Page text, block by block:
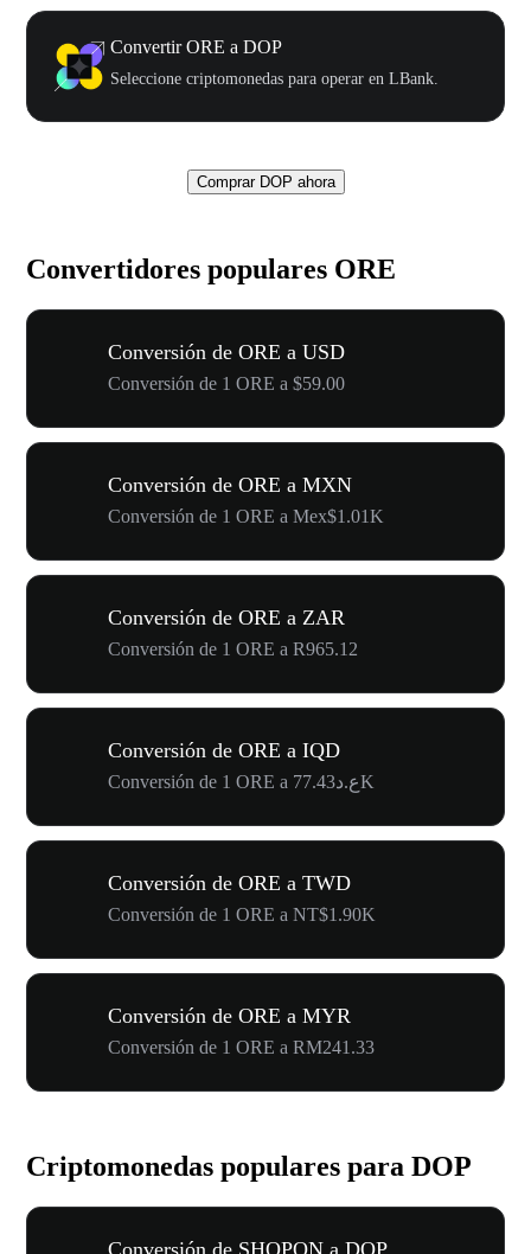
Convertir ORE a DOP
Seleccione criptomonedas para operar en LBank.
Comprar DOP ahora
Convertidores populares ORE
Conversión de ORE a USD
Conversión de 1 ORE a $59.00
Conversión de ORE a MXN
Conversión de 1 ORE a Mex$1.01K
Conversión de ORE a ZAR
Conversión de 1 ORE a R965.12
Conversión de ORE a IQD
Conversión de 1 ORE a ع.د77.43K
Conversión de ORE a TWD
Conversión de 1 ORE a NT$1.90K
Conversión de ORE a MYR
Conversión de 1 ORE a RM241.33
Criptomonedas populares para DOP
Conversión de SHOPON a DOP